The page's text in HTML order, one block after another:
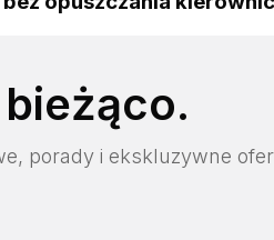
porady i ekskluzywne